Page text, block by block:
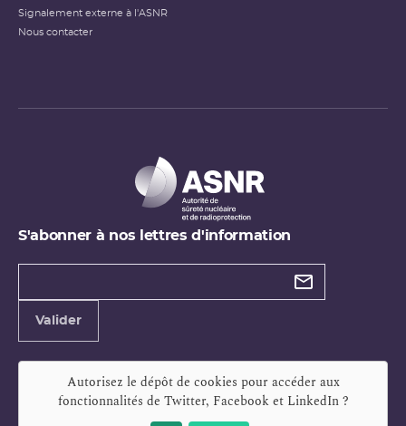
Signalement externe à l'ASNR
Nous contacter
S'abonner à nos lettres d'information
Types de
Valider
Autorisez le dépôt de cookies pour accéder aux
fonctionnalités de Twitter, Facebook et LinkedIn?